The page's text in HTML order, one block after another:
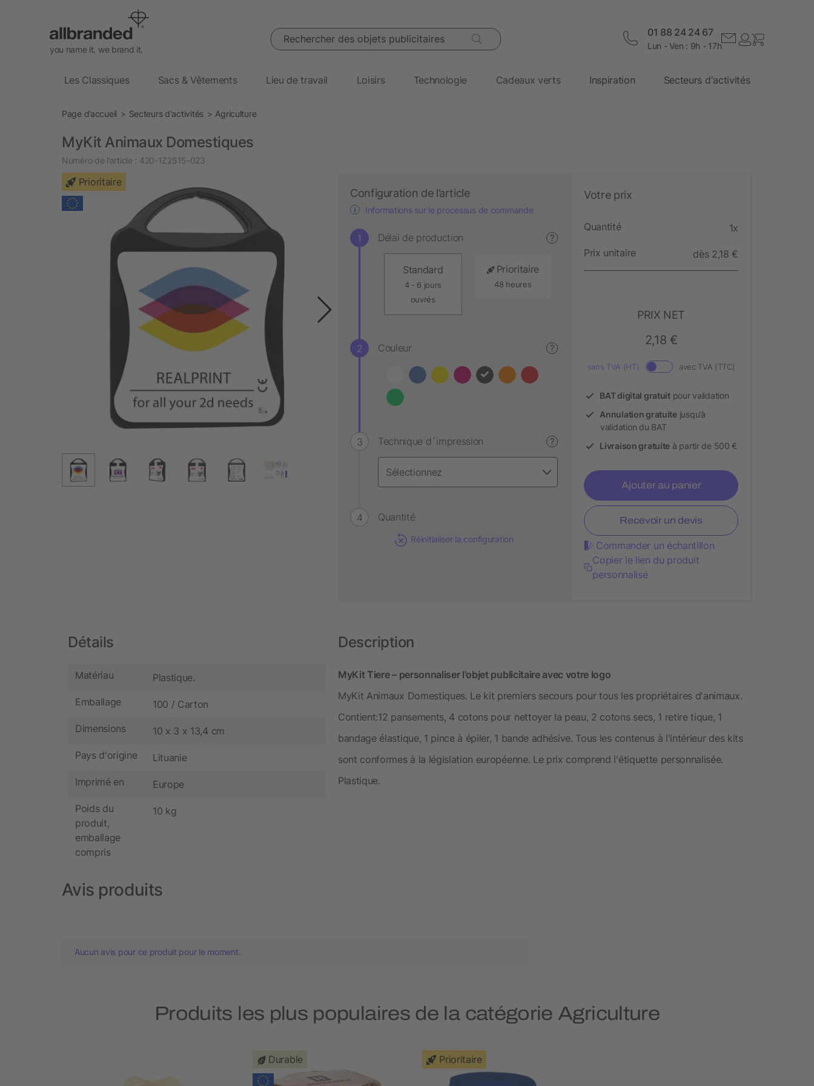
you name it. we brand it.
Rechercher des objets publicitaires 01 88 24 24 67
Lun - Ven : 9h - 17h
Les Classiques Sacs & Vêtements Lieu de travail Loisirs Technologie Cadeaux verts Inspiration Secteurs d'activités
Page d’accueil Secteurs d'activités Agriculture
MyKit Animaux Domestiques
Numéro de l’article : 420-1Z2515-023
Prioritaire
Configuration de l’article
Informations sur le processus de commande
Délai de production ?
Standard
4 - 6 jours
ouvrés
Prioritaire
48 heures
Couleur ?
Technique d´impression ?
Quantité
Réinitialiser la configuration
Votre prix
Quantité 1x
Prix unitaire dès 2,18 €
PRIX NET
2,18 €
sans TVA (HT) avec TVA (TTC)
BAT digital gratuitpour validation
Annulation gratuitejusqu’à
validation du BAT
Livraison gratuite à partir de 500 €
Ajouter au panier
Recevoir un devis
Commander un échantillon
Copier le lien du produit
personnalisé
Détails
Matériau Plastique.
Emballage 100 / Carton
Dimensions 10 x 3 x 13,4 cm
Pays d'origine Lituanie
Imprimé en Europe
Poids du
produit,
emballage
compris
10 kg
Description
MyKit Tiere – personnaliser l'objet publicitaire avec votre logo
MyKit Animaux Domestiques. Le kit premiers secours pour tous les propriétaires d'animaux.
Contient:12 pansements, 4 cotons pour nettoyer la peau, 2 cotons secs, 1 retire tique, 1
bandage élastique, 1 pince à épiler, 1 bande adhésive. Tous les contenus à l'intérieur des kits
sont conformes à la législation européenne. Le prix comprend l'étiquette personnalisée.
Plastique.
Avis produits
Aucun avis pour ce produit pour le moment.
Produits les plus populaires de la catégorie Agriculture
Durable Prioritaire